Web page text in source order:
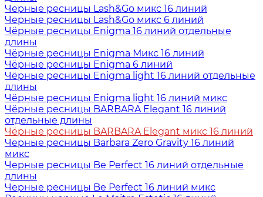
Черные ресницы Lash&Go микс 16 линий
Черные ресницы Lash&Go микс 6 линий
Чёрные ресницы Enigma 16 линий отдельные
длины
Чёрные ресницы Enigma Микс 16 линий
Чёрные ресницы Enigma 6 линий
Чёрные ресницы Enigma light 16 линий отдельные
длины
Чёрные ресницы Enigma light 16 линий микс
Чёрные ресницы BARBARA Elegant 16 линий
отдельные длины
Чёрные ресницы BARBARA Elegant микс 16 линий
Черные ресницы Barbara Zero Gravity 16 линий
микс
Черные ресницы Be Perfect 16 линий отдельные
длины
Черные ресницы Be Perfect 16 линий микс